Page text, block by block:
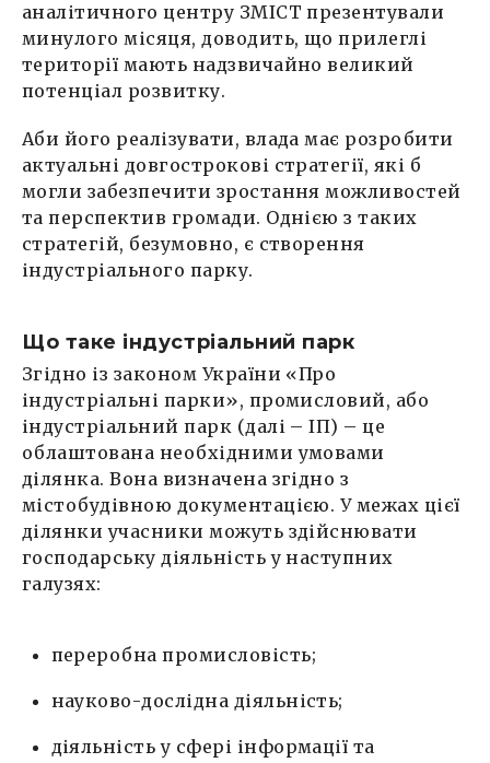
аналітичного центру ЗМІСТ презентували
минулого місяця, доводить, що прилеглі
території мають надзвичайно великий
потенціал розвитку.
Аби його реалізувати, влада має розробити
актуальні довгострокові стратегії, які б
могли забезпечити зростання можливостей
та перспектив громади. Однією з таких
стратегій, безумовно, є створення
індустріального парку.
Що таке індустріальний парк
Згідно із законом України «Про
індустріальні парки», промисловий, або
індустріальний парк (далі – ІП) – це
облаштована необхідними умовами
ділянка. Вона визначена згідно з
містобудівною документацією. У межах цієї
ділянки учасники можуть здійснювати
господарську діяльність у наступних
галузях:
переробна промисловість;
науково-дослідна діяльність;
діяльність у сфері інформації та